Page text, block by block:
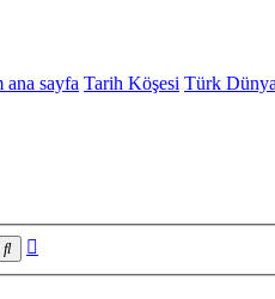
ana sayfa Tarih Köşesi Türk
Ara